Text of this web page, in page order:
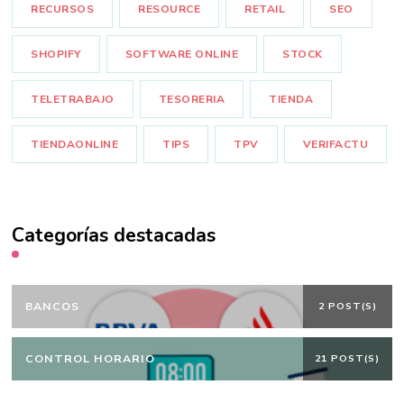
RECURSOS RESOURCE RETAIL SEO
SHOPIFY SOFTWARE ONLINE STOCK
TELETRABAJO TESORERIA TIENDA
TIENDAONLINE TIPS TPV VERIFACTU
Categorías destacadas
BANCOS 2 POST(S)
CONTROL HORARIO 21 POST(S)